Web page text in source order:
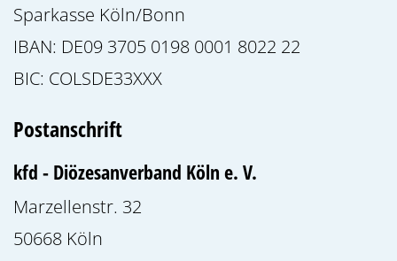
Sparkasse Köln/Bonn
IBAN: DE09 3705 0198 0001 8022 22
BIC: COLSDE33XXX
Postanschrift
kfd - Diözesanverband Köln e. V.
Marzellenstr. 32
50668 Köln